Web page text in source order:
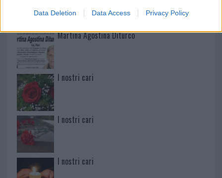
Data Deletion Data Access Privacy Policy
Martina Agostina Diturco
I nostri cari
I nostri cari
I nostri cari